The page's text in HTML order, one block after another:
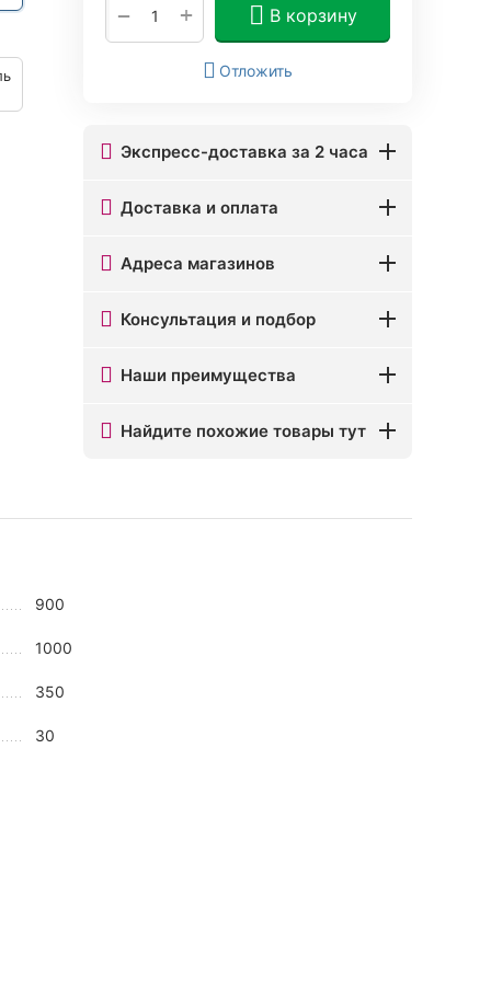
+
− В корзину
Отложить
Экспресс-доставка за 2 часа
Доставка и оплата
Адреса магазинов
Консультация и подбор
Наши преимущества
Найдите похожие товары тут
900
1000
350
30